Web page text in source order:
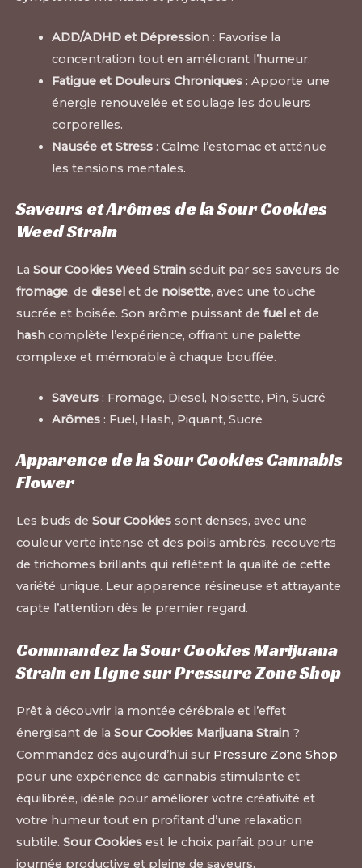
ADD/ADHD et Dépression: Favorise la
concentration tout en améliorant l’humeur.
Fatigue et Douleurs Chroniques: Apporte une
énergie renouvelée et soulage les douleurs
corporelles.
Nausée et Stress: Calme l’estomac et atténue
les tensions mentales.
Saveurs et Arômes de la Sour Cookies
Weed Strain
La Sour Cookies Weed Strain séduit par ses saveurs de
fromage, de diesel et de noisette, avec une touche
sucrée et boisée. Son arôme puissant de fuel et de
hash complète l’expérience, offrant une palette
complexe et mémorable à chaque bouffée.
Saveurs: Fromage, Diesel, Noisette, Pin, Sucré
Arômes: Fuel, Hash, Piquant, Sucré
Apparence de la Sour Cookies Cannabis
Flower
Les buds de Sour Cookies sont denses, avec une
couleur verte intense et des poils ambrés, recouverts
de trichomes brillants qui reflètent la qualité de cette
variété unique. Leur apparence résineuse et attrayante
capte l’attention dès le premier regard.
Commandez la Sour Cookies Marijuana
Strain en Ligne sur Pressure Zone Shop
Prêt à découvrir la montée cérébrale et l’effet
énergisant de la Sour Cookies Marijuana Strain ?
Commandez dès aujourd’hui sur Pressure Zone Shop
pour une expérience de cannabis stimulante et
équilibrée, idéale pour améliorer votre créativité et
votre humeur tout en profitant d’une relaxation
subtile. Sour Cookies est le choix parfait pour une
journée productive et pleine de saveurs.